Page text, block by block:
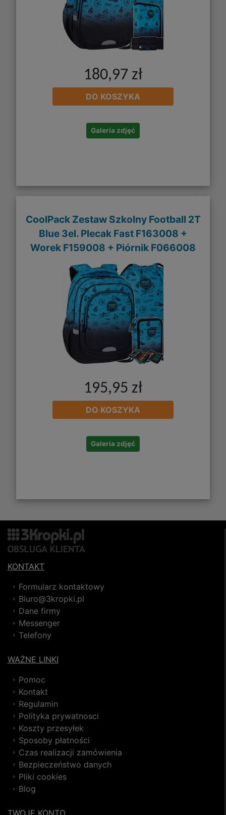
180,97 zł
DO KOSZYKA
Galeria zdjęć
CoolPack Zestaw Szkolny Football 2T
Blue 3el. Plecak Fast F163008 +
Worek F159008 + Piórnik F066008
195,95 zł
DO KOSZYKA
Galeria zdjęć
KONTAKT
Formularz kontaktowy
Biuro@3kropki.pl
Dane firmy
Messenger
Telefony
WAŻNE LINKI
Pomoc
Kontakt
Regulamin
Polityka prywatnosci
Koszty przesyłek
Sposoby płatności
Czas realizacji zamówienia
Bezpieczeństwo danych
Pliki cookies
Blog
TWOJE KONTO